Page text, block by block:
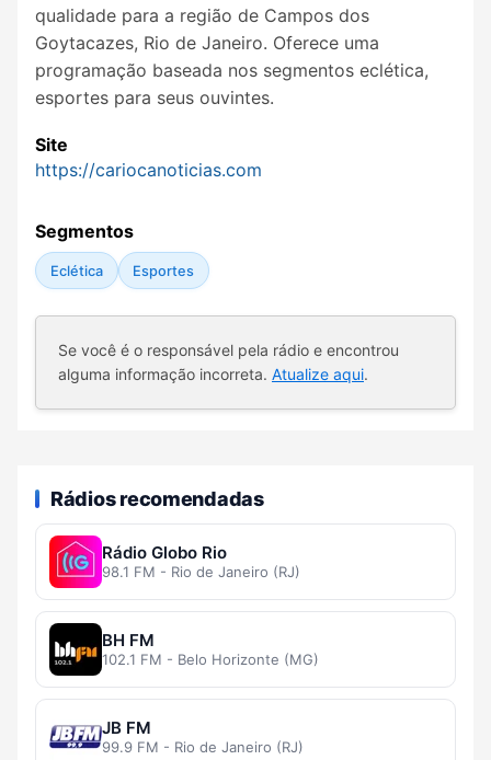
qualidade para a região de Campos dos
Goytacazes, Rio de Janeiro. Oferece uma
programação baseada nos segmentos eclética,
esportes para seus ouvintes.
Site
https://cariocanoticias.com
Segmentos
Eclética Esportes
Se você é o responsável pela rádio e encontrou
alguma informação incorreta. Atualize aqui.
Rádios recomendadas
Rádio Globo Rio
98.1 FM - Rio de Janeiro (RJ)
BH FM
102.1 FM - Belo Horizonte (MG)
JB FM
99.9 FM - Rio de Janeiro (RJ)